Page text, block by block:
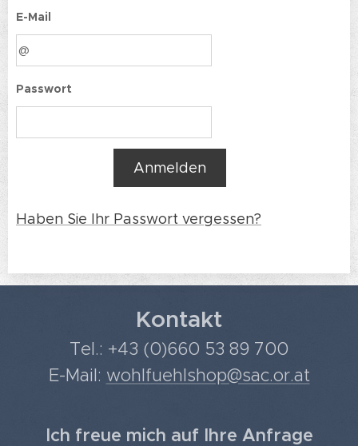
E-Mail
Passwort
Anmelden
Haben Sie Ihr Passwort vergessen?
Kontakt
Tel.: +43 (0)660 53 89 700
E-Mail: wohlfuehlshop@sac.or.at
Ich freue mich auf Ihre Anfrage